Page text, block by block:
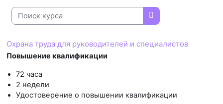
Поиск курса
Поиск курса
Охрана труда для руководителей и специалистов
Повышение квалификации
72 часа
2 недели
Удостоверение о повышении квалификации